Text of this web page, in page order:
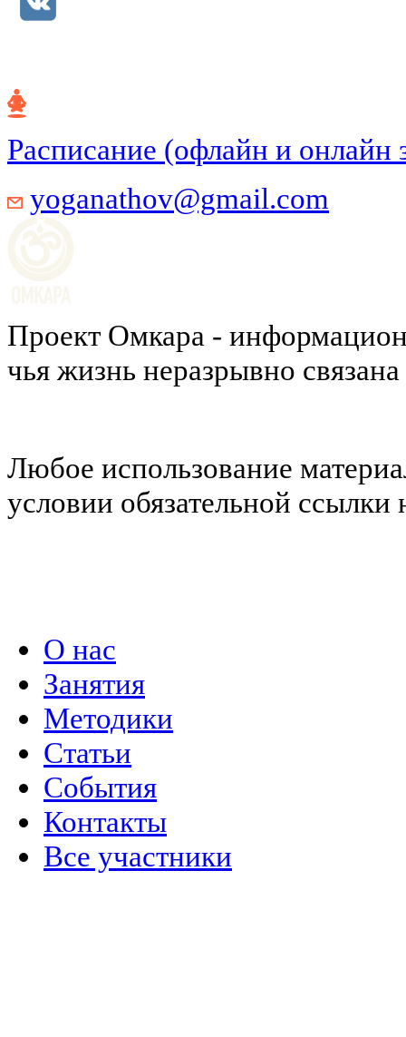
Расписание (офлайн и онлайн
yoganathov@gmail.com
Проект Омкара -
чья жизнь неразрывно
Любое использование
условии обязательной ссылки
О нас
Занятия
Методики
Статьи
События
Контакты
Все участники